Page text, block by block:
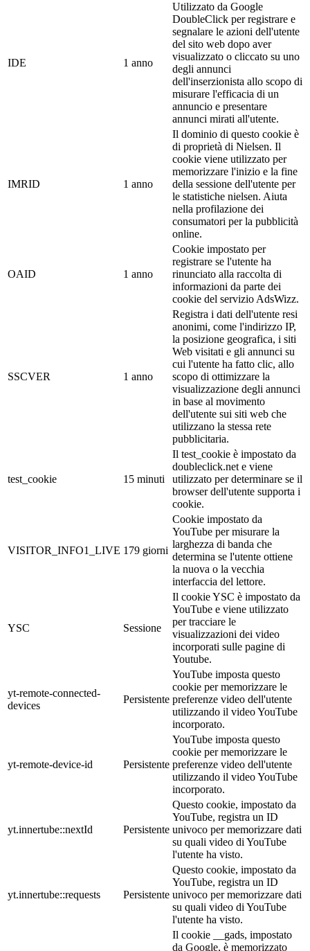
IDE 1 anno
Utilizzato da Google
DoubleClick per registrare e
segnalare le azioni dell'utente
del sito web dopo aver
visualizzato o cliccato su uno
degli annunci
dell'inserzionista allo scopo di
misurare l'efficacia di un
annuncio e presentare
annunci mirati all'utente.
IMRID 1 anno
Il dominio di questo cookie è
di proprietà di Nielsen. Il
cookie viene utilizzato per
memorizzare l'inizio e la fine
della sessione dell'utente per
le statistiche nielsen. Aiuta
nella profilazione dei
consumatori per la pubblicità
online.
OAID 1 anno
Cookie impostato per
registrare se l'utente ha
rinunciato alla raccolta di
informazioni da parte dei
cookie del servizio AdsWizz.
SSCVER 1 anno
Registra i dati dell'utente resi
anonimi, come l'indirizzo IP,
la posizione geografica, i siti
Web visitati e gli annunci su
cui l'utente ha fatto clic, allo
scopo di ottimizzare la
visualizzazione degli annunci
in base al movimento
dell'utente sui siti web che
utilizzano la stessa rete
pubblicitaria.
test_cookie 15 minuti
Il test_cookie è impostato da
doubleclick.net e viene
utilizzato per determinare se il
browser dell'utente supporta i
cookie.
VISITOR_INFO1_LIVE 179 giorni
Cookie impostato da
YouTube per misurare la
larghezza di banda che
determina se l'utente ottiene
la nuova o la vecchia
interfaccia del lettore.
YSC Sessione
Il cookie YSC è impostato da
YouTube e viene utilizzato
per tracciare le
visualizzazioni dei video
incorporati sulle pagine di
Youtube.
yt-remote-connected-
devices
Persistente
YouTube imposta questo
cookie per memorizzare le
preferenze video dell'utente
utilizzando il video YouTube
incorporato.
yt-remote-device-id Persistente
YouTube imposta questo
cookie per memorizzare le
preferenze video dell'utente
utilizzando il video YouTube
incorporato.
yt.innertube::nextId Persistente
Questo cookie, impostato da
YouTube, registra un ID
univoco per memorizzare dati
su quali video di YouTube
l'utente ha visto.
yt.innertube::requests Persistente
Questo cookie, impostato da
YouTube, registra un ID
univoco per memorizzare dati
su quali video di YouTube
l'utente ha visto.
Il cookie __gads, impostato
da Google, è memorizzato